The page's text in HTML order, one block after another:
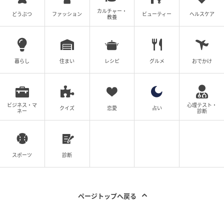
どうぶつ ファッション
カルチャー・
教養
ビューティー ヘルスケア
暮らし 住まい レシピ グルメ おでかけ
ビジネス・マ
ネー
クイズ 恋愛 占い
心理テスト・
診断
スポーツ 診断
ページトップへ戻る